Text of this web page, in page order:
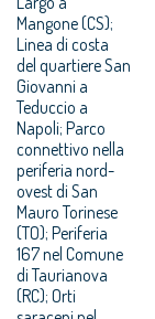
Mangone (CS);
Linea di costa
del quartiere San
Giovanni a
Teduccio a
Napoli; Parco
connettivo nella
periferia nord-
ovest di San
Mauro Torinese
(TO); Periferia
167 nel Comune
di Taurianova
(RC); Orti